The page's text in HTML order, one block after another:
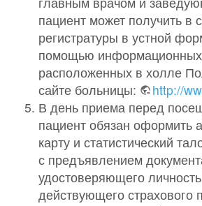
пациент может получить в
регистратуры в устной
помощью информационных
расположенных в холле
сайте больницы:
http://
В день приема перед
пациент обязан оформить
карту и статистический
с предъявлением
удостоверяющего
действующего страхового